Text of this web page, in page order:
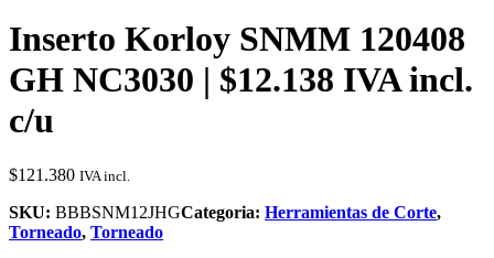
Inserto Korloy SNMM 120408
GH NC3030 | $12.138 IVA incl.
c/u
$121.380 IVA incl.
SKU: BBBSNM12JHGCategoria: Herramientas de Corte,
Torneado, Torneado